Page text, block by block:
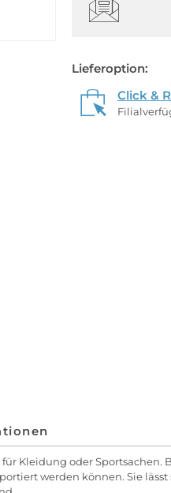
Lieferoption:
Click &
Kleidung oder Sportsachen.
werden können. Sie